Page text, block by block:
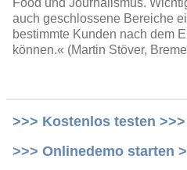
Food und Journalismus.
auch geschlossene Bereiche
bestimmte Kunden nach dem
können.« (Martin Stöver,
>>> Kostenlos testen >>>
>>> Onlinedemo starten